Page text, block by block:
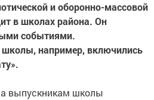
и оборонно-массовой
в школах района. Он
событиями.
например, включились
выпускникам школы